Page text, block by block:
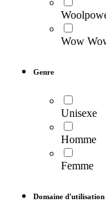
Wow
Genre
Unisexe
Homme
Femme
Domaine d'utilisation